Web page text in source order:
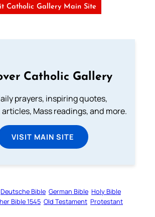
Catholic Gallery Main Site
Catholic Gallery
prayers, inspiring quotes,
Mass readings, and more.
VISIT MAIN SITE
Deutsche Bible German Bible Holy Bible
Bible 1545 Old Testament Protestant